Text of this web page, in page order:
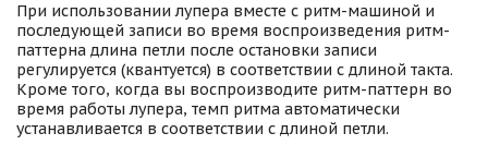
При использовании лупера вместе с ритм-машиной и
последующей записи во время воспроизведения ритм-
паттерна длина петли после остановки записи
регулируется (квантуется) в соответствии с длиной такта.
Кроме того, когда вы воспроизводите ритм-паттерн во
время работы лупера, темп ритма автоматически
устанавливается в соответствии с длиной петли.